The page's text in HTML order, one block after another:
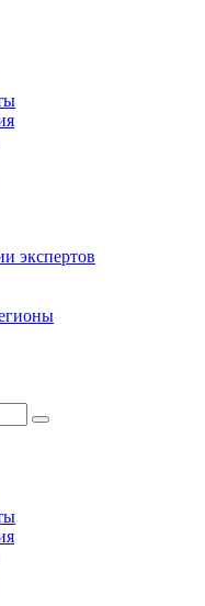
экспертов